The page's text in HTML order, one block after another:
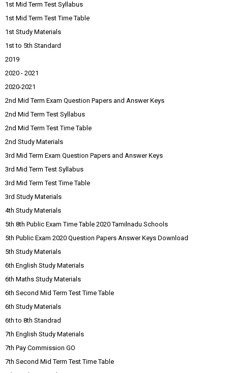
1st Mid Term Test Syllabus
1st Mid Term Test Time Table
1st Study Materials
1st to 5th Standard
2019
2020 - 2021
2020-2021
2nd Mid Term Exam Question Papers and Answer Keys
2nd Mid Term Test Syllabus
2nd Mid Term Test Time Table
2nd Study Materials
3rd Mid Term Exam Question Papers and Answer Keys
3rd Mid Term Test Syllabus
3rd Mid Term Test Time Table
3rd Study Materials
4th Study Materials
5th 8th Public Exam Time Table 2020 Tamilnadu Schools
5th Public Exam 2020 Question Papers Answer Keys Download
5th Study Materials
6th English Study Materials
6th Maths Study Materials
6th Second Mid Term Test Time Table
6th Study Materials
6th to 8th Standrad
7th English Study Materials
7th Pay Commission GO
7th Second Mid Term Test Time Table